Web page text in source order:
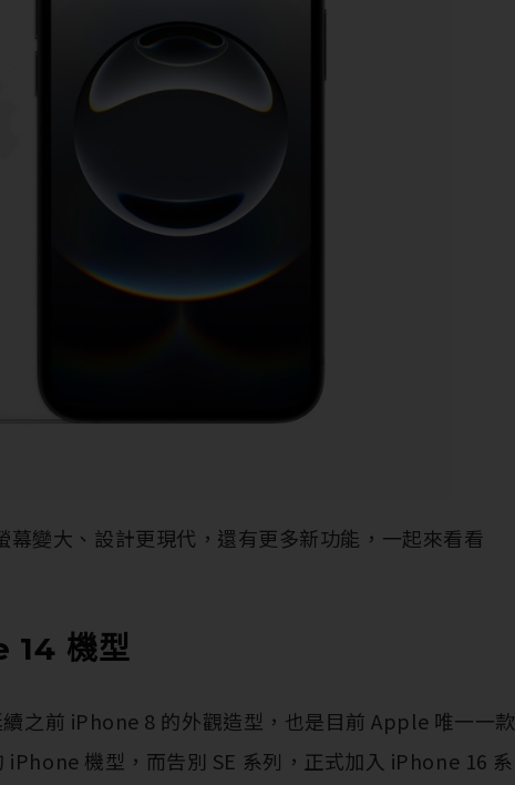
幕變大、設計更現代，還有更多新功能，一起來看看
14 機型
之前 iPhone 8 的外觀造型，也是目前 Apple 唯一一款
機型，而告別 SE 系列，正式加入 iPhone 16 系